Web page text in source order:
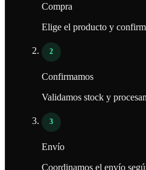
Compra
Elige el producto y
2
Confirmamos
Validamos stock y
3
Envío
Coordinamos el envío